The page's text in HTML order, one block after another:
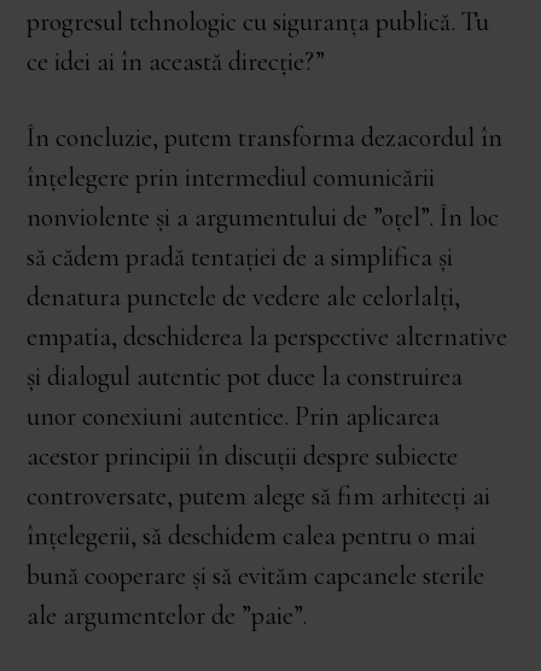
progresul tehnologic cu siguranța publică. Tu
ce idei ai în această direcție?”
În concluzie, putem transforma dezacordul în
înțelegere prin intermediul comunicării
nonviolente și a argumentului de ”oțel”. În loc
să cădem pradă tentației de a simplifica și
denatura punctele de vedere ale celorlalți,
empatia, deschiderea la perspective alternative
și dialogul autentic pot duce la construirea
unor conexiuni autentice. Prin aplicarea
acestor principii în discuții despre subiecte
controversate, putem alege să fim arhitecți ai
înțelegerii, să deschidem calea pentru o mai
bună cooperare și să evităm capcanele sterile
ale argumentelor de ”paie”.